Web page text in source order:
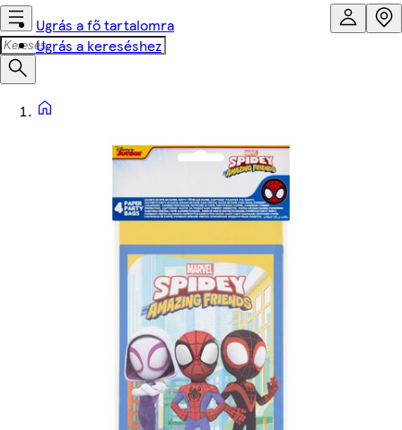
Ugrás a fő tartalomra
Ugrás a kereséshez